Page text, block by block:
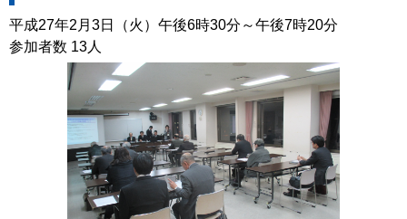
平成27年2月3日（火）午後6時30分～午後7時20分
参加者数 13人